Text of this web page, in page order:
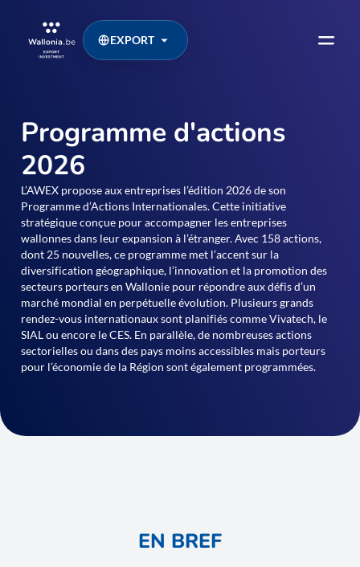
EXPORT
Programme d'actions
2026
L’AWEX propose aux entreprises l’édition 2026 de son
Programme d’Actions Internationales. Cette initiative
stratégique conçue pour accompagner les entreprises
wallonnes dans leur expansion à l’étranger. Avec 158 actions,
dont 25 nouvelles, ce programme met l’accent sur la
diversification géographique, l’innovation et la promotion des
secteurs porteurs en Wallonie pour répondre aux défis d’un
marché mondial en perpétuelle évolution. Plusieurs grands
rendez-vous internationaux sont planifiés comme Vivatech, le
SIAL ou encore le CES. En parallèle, de nombreuses actions
sectorielles ou dans des pays moins accessibles mais porteurs
pour l’économie de la Région sont également programmées.
EN BREF